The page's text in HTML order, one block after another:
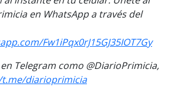
en WhatsApp a través del
Fw1iPqx0rJ15GJ35IOT7Gy
Telegram como @DiarioPrimicia,
diarioprimicia